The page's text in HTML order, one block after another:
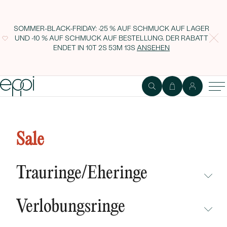
SOMMER-BLACK-FRIDAY: -25 % AUF SCHMUCK AUF LAGER
UND -10 % AUF SCHMUCK AUF BESTELLUNG. DER RABATT
ENDET IN 10T 2S 53M 12SANSEHEN
Sale
Trauringe/Eheringe
NEUHEITEN
Verlobungsringe
Grown Diamanten und Saphiren
Arnt